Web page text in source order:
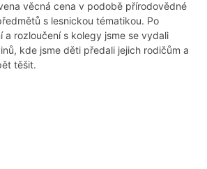
věcná cena v podobě přírodovědné
s lesnickou tématikou. Po
a rozloučení s kolegy jsme se vydali
kde jsme děti předali jejich rodičům a
těšit.